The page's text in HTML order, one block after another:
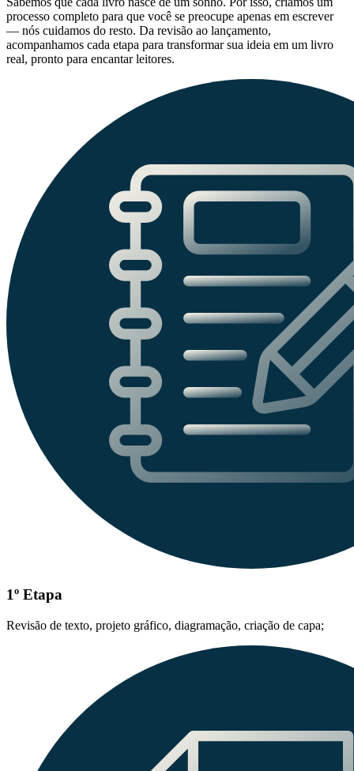
processo completo para que você se preocupe apenas em escrever
— nós cuidamos do resto. Da revisão ao lançamento,
acompanhamos cada etapa para transformar sua ideia em um livro
real, pronto para encantar leitores.
1º Etapa
Revisão de texto, projeto gráfico, diagramação, criação de capa;